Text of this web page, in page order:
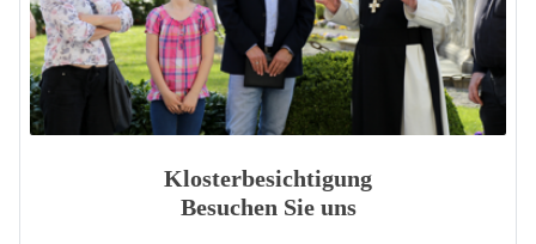
Klosterbesichtigung
Besuchen Sie uns